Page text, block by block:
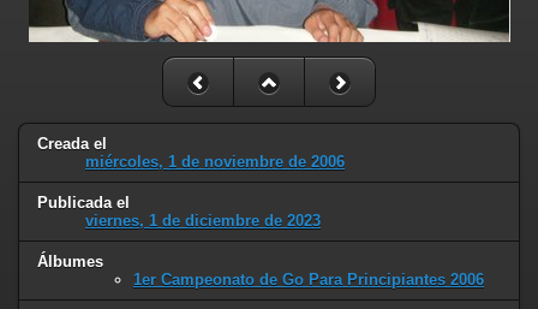
Creada el
miércoles, 1 de noviembre de 2006
Publicada el
viernes, 1 de diciembre de 2023
Álbumes
1er Campeonato de Go Para Principiantes 2006